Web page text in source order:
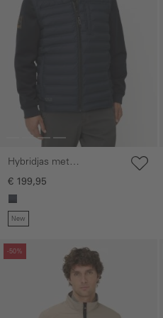
Hybridjas met
afneembare mouwen
€ 199,95
New
-50%
overslaan